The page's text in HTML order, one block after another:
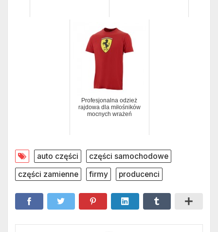
Profesjonalna odzież
rajdowa dla miłośników
mocnych wrażeń
auto części
części samochodowe
części zamienne
firmy producenci